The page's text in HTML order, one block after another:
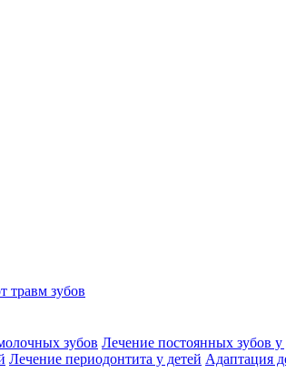
травм зубов
зубов Лечение постоянных зубов у
Лечение периодонтита у детей Адаптация